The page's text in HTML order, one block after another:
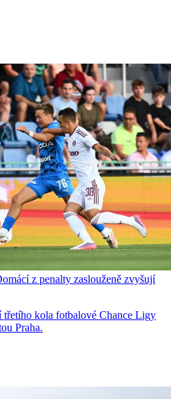
z penalty zaslouženě zvyšují
třetího kola fotbalové Chance Ligy
Praha.